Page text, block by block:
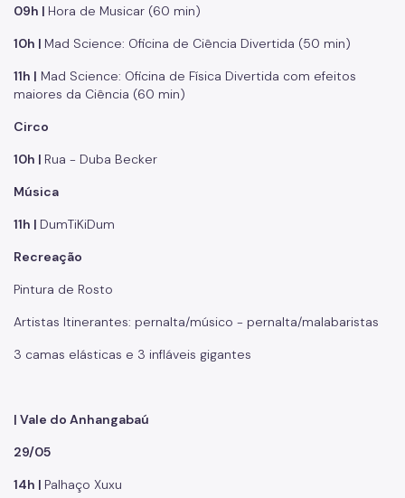
09h | Hora de Musicar (60 min)
10h | Mad Science: Oficina de Ciência Divertida (50 min)
11h | Mad Science: Oficina de Física Divertida com efeitos
maiores da Ciência (60 min)
Circo
10h | Rua - Duba Becker
Música
11h | DumTiKiDum
Recreação
Pintura de Rosto
Artistas Itinerantes: pernalta/músico - pernalta/malabaristas
3 camas elásticas e 3 infláveis gigantes
| Vale do Anhangabaú
29/05
14h | Palhaço Xuxu